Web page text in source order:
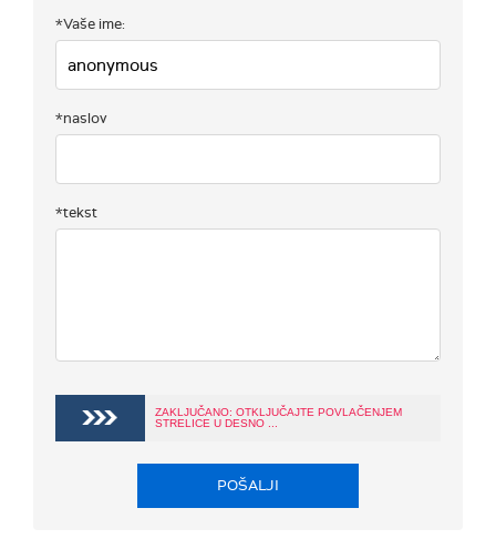
*Vaše ime:
*naslov
*tekst
ZAKLJUČANO: OTKLJUČAJTE POVLAČENJEM
STRELICE U DESNO ...
POŠALJI